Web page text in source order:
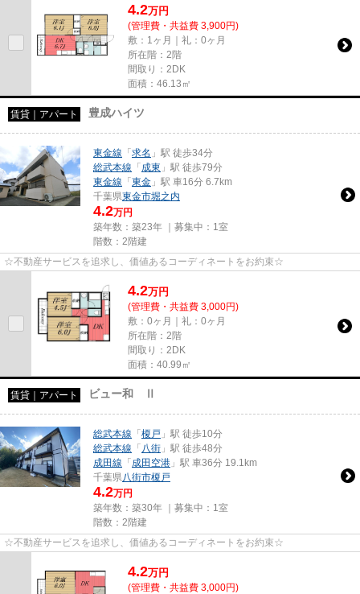
4.2万円
(管理費・共益費 3,900円)
敷：1ヶ月｜礼：0ヶ月
所在階：2階
間取り：2DK
面積：46.13㎡
賃貸｜アパート 豊成ハイツ
東金線 「求名 」駅 徒歩34分
総武本線 「成東 」駅 徒歩79分
東金線 「東金 」駅 車16分 6.7km
千葉県東金市堀之内
4.2万円
築年数：築23年 ｜募集中： 1室
階数：2階建
☆不動産サービスを追求し、価値あるコーディネートをお約束☆
4.2万円
(管理費・共益費 3,000円)
敷：0ヶ月｜礼：0ヶ月
所在階：2階
間取り：2DK
面積：40.99㎡
賃貸｜アパート ビュー和 Ⅱ
総武本線 「榎戸 」駅 徒歩10分
総武本線 「 八街 」駅 徒歩48分
成田線 「成田空港 」駅 車36分 19.1km
千葉県 八街市榎戸
4.2万円
築年数：築30年 ｜募集中： 1室
階数：2階建
☆不動産サービスを追求し、価値あるコーディネートをお約束☆
4.2万円
(管理費・共益費 3,000円)